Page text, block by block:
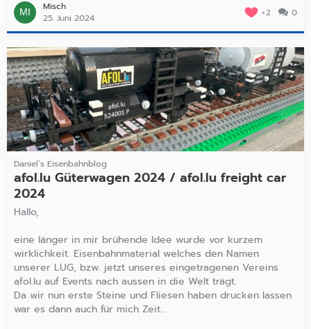
Misch
25. Juni 2024
2 0
Daniel’s Eisenbahnblog
afol.lu Güterwagen 2024 / afol.lu freight car
2024
Hallo,
eine länger in mir brühende Idee wurde vor kurzem
wirklichkeit. Eisenbahnmaterial welches den Namen
unserer LUG, bzw. jetzt unseres eingetragenen Vereins
afol.lu auf Events nach aussen in die Welt trägt.
Da wir nun erste Steine und Fliesen haben drucken lassen
war es dann auch für mich Zeit…